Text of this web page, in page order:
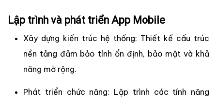
Lập trình và phát triển App Mobile
Xây dựng kiến trúc hệ thống: Thiết kế cấu trúc
nền tảng đảm bảo tính ổn định, bảo mật và khả
năng mở rộng.
Phát triển chức năng: Lập trình các tính năng